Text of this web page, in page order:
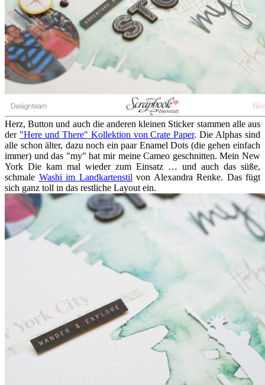
Herz, Button und auch die anderen kleinen Sticker stammen alle aus
der "Here und There" Kollektion von Crate Paper. Die Alphas sind
alle schon älter, dazu noch ein paar Enamel Dots (die gehen einfach
immer) und das "my" hat mir meine Cameo geschnitten. Mein New
York Die kam mal wieder zum Einsatz … und auch das süße,
schmale Washi im Landkartenstil von Alexandra Renke. Das fügt
sich ganz toll in das restliche Layout ein.